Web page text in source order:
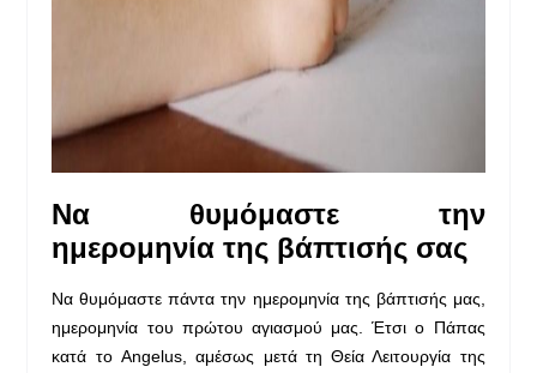
Να θυμόμαστε την
ημερομηνίατης βάπτισής σας
Να θυμόμαστε πάντα την ημερομηνία της βάπτισής μας,
ημερομηνία του πρώτου αγιασμού μας. Έτσι ο Πάπας
κατά το Angelus, αμέσως μετά τη Θεία Λειτουργία της